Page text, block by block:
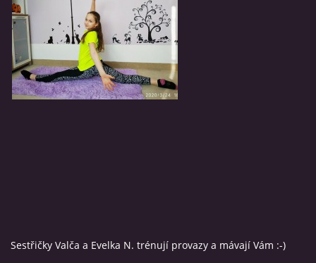
Sestřičky Valča a Evelka N. trénují provazy a mávají Vám :-)